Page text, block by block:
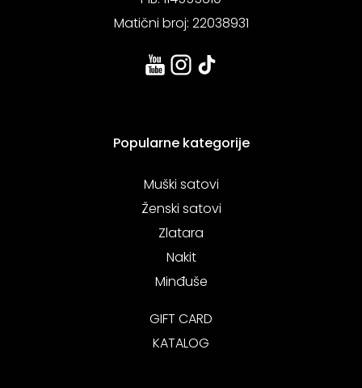
Matični broj: 22038931
Popularne kategorije
Muški satovi
Ženski satovi
Zlatara
Nakit
Minđuše
GIFT CARD
KATALOG